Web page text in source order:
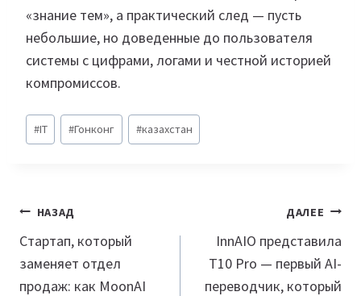
«знание тем», а практический след — пусть
небольшие, но доведенные до пользователя
системы с цифрами, логами и честной историей
компромиссов.
Метки
записи:
#IT #Гонконг #казахстан
Навигация
по
записям
НАЗАД
Стартап, который
заменяет отдел
продаж: как MoonAI
ДАЛЕЕ
InnAIO представила
T10 Pro — первый AI-
переводчик, который